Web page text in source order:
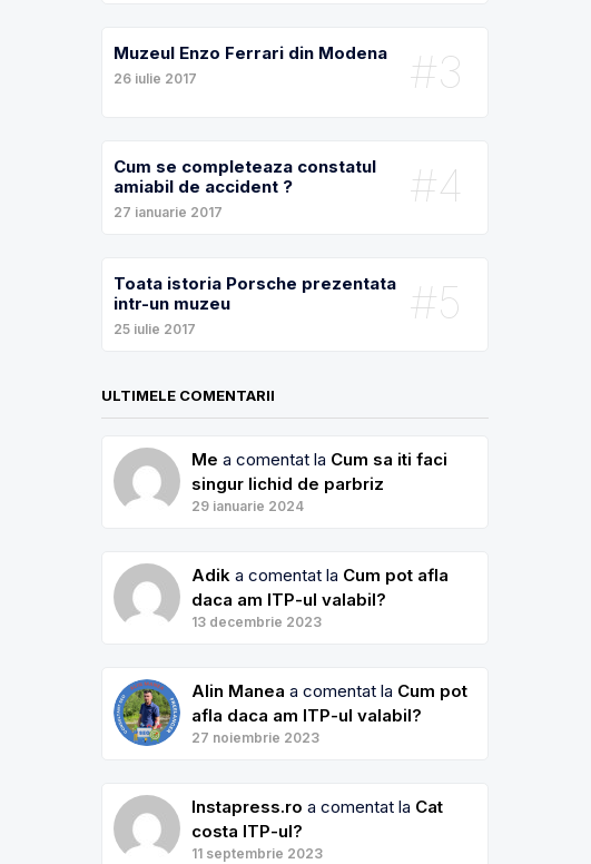
#3
Muzeul Enzo Ferrari din Modena
26 iulie 2017
#4
Cum se completeaza constatul
amiabil de accident ?
27 ianuarie 2017
#5
Toata istoria Porsche prezentata
intr-un muzeu
25 iulie 2017
ULTIMELE COMENTARII
Me a comentat la Cum sa iti faci
singur lichid de parbriz
29 ianuarie 2024
Adik a comentat la Cum pot afla
daca am ITP-ul valabil?
13 decembrie 2023
Alin Manea a comentat la Cum pot
afla daca am ITP-ul valabil?
27 noiembrie 2023
Instapress.ro a comentat la Cat
costa ITP-ul?
11 septembrie 2023